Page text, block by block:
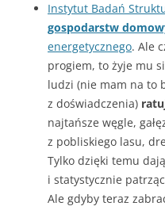
Instytut Badań
gospodarstw
energetycznego. Ale
progiem, to żyje mu
ludzi (nie mam na to
z doświadczenia)
najtańsze węgle,
z pobliskiego lasu,
Tylko dzięki temu
i statystycznie
Ale gdyby teraz